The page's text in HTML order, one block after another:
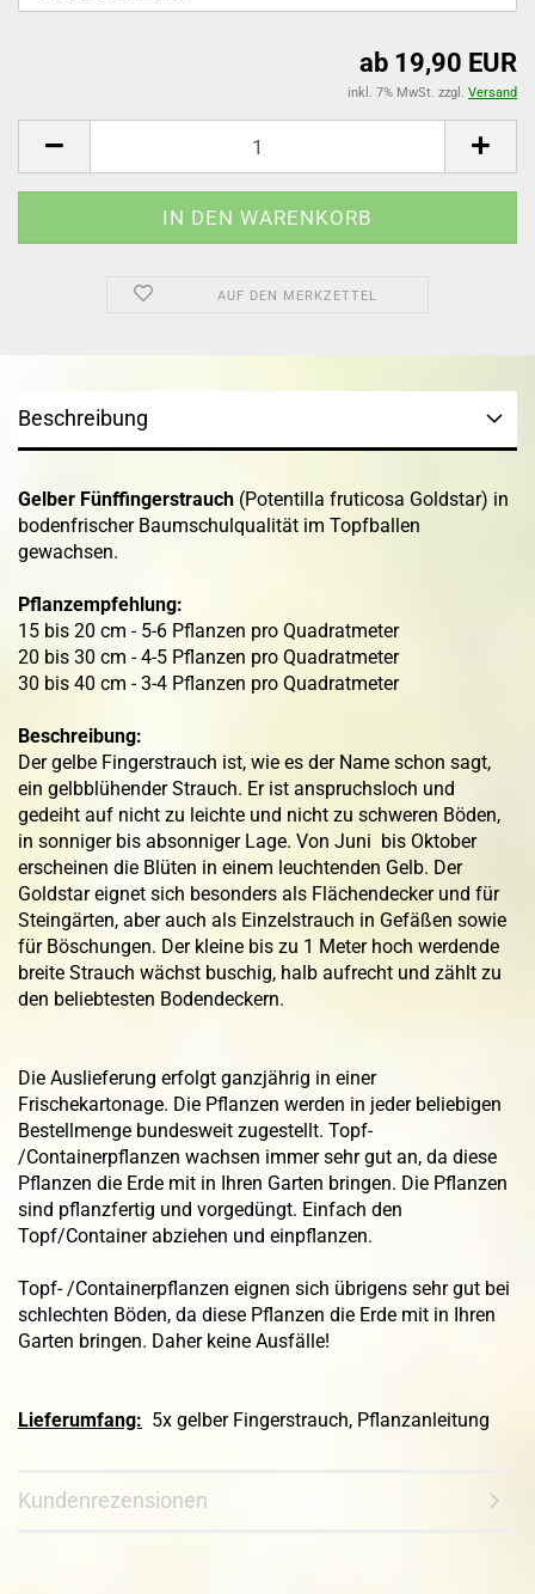
ab 19,90 EUR
inkl. 7% MwSt. zzgl. Versand
AUF DEN MERKZETTEL
Beschreibung
Gelber Fünffingerstrauch (Potentilla fruticosa Goldstar) in
bodenfrischer Baumschulqualität im Topfballen
gewachsen.
Pflanzempfehlung:
15 bis 20 cm - 5-6 Pflanzen pro Quadratmeter
20 bis 30 cm - 4-5 Pflanzen pro Quadratmeter
30 bis 40 cm - 3-4 Pflanzen pro Quadratmeter
Beschreibung:
Der gelbe Fingerstrauch ist, wie es der Name schon sagt,
ein gelbblühender Strauch. Er ist anspruchsloch und
gedeiht auf nicht zu leichte und nicht zu schweren Böden,
in sonniger bis absonniger Lage. Von Juni bis Oktober
erscheinen die Blüten in einem leuchtenden Gelb. Der
Goldstar eignet sich besonders als Flächendecker und für
Steingärten, aber auch als Einzelstrauch in Gefäßen sowie
für Böschungen. Der kleine bis zu 1 Meter hoch werdende
breite Strauch wächst buschig, halb aufrecht und zählt zu
den beliebtesten Bodendeckern.
Die Auslieferung erfolgt ganzjährig in einer
Frischekartonage. Die Pflanzen werden in jeder beliebigen
Bestellmenge bundesweit zugestellt. Topf-
/Containerpflanzen wachsen immer sehr gut an, da diese
Pflanzen die Erde mit in Ihren Garten bringen. Die Pflanzen
sind pflanzfertig und vorgedüngt. Einfach den
Topf/Container abziehen und einpflanzen.
Topf- /Containerpflanzen eignen sich übrigens sehr gut bei
schlechten Böden, da diese Pflanzen die Erde mit in Ihren
Garten bringen. Daher keine Ausfälle!
Lieferumfang: 5x gelber Fingerstrauch, Pflanzanleitung
Kundenrezensionen